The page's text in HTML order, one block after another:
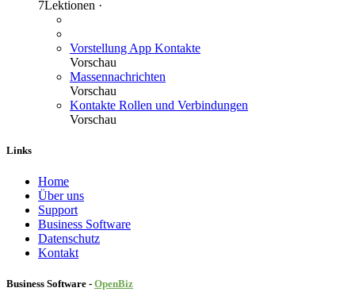
7Lektionen ·
Vorstellung App Kontakte
Vorschau
Massennachrichten
Vorschau
Kontakte Rollen und Verbindungen
Vorschau
Links
Home
Über uns
Sup​port
Business Software
Datenschutz
Kontakt
Business Software - OpenBiz